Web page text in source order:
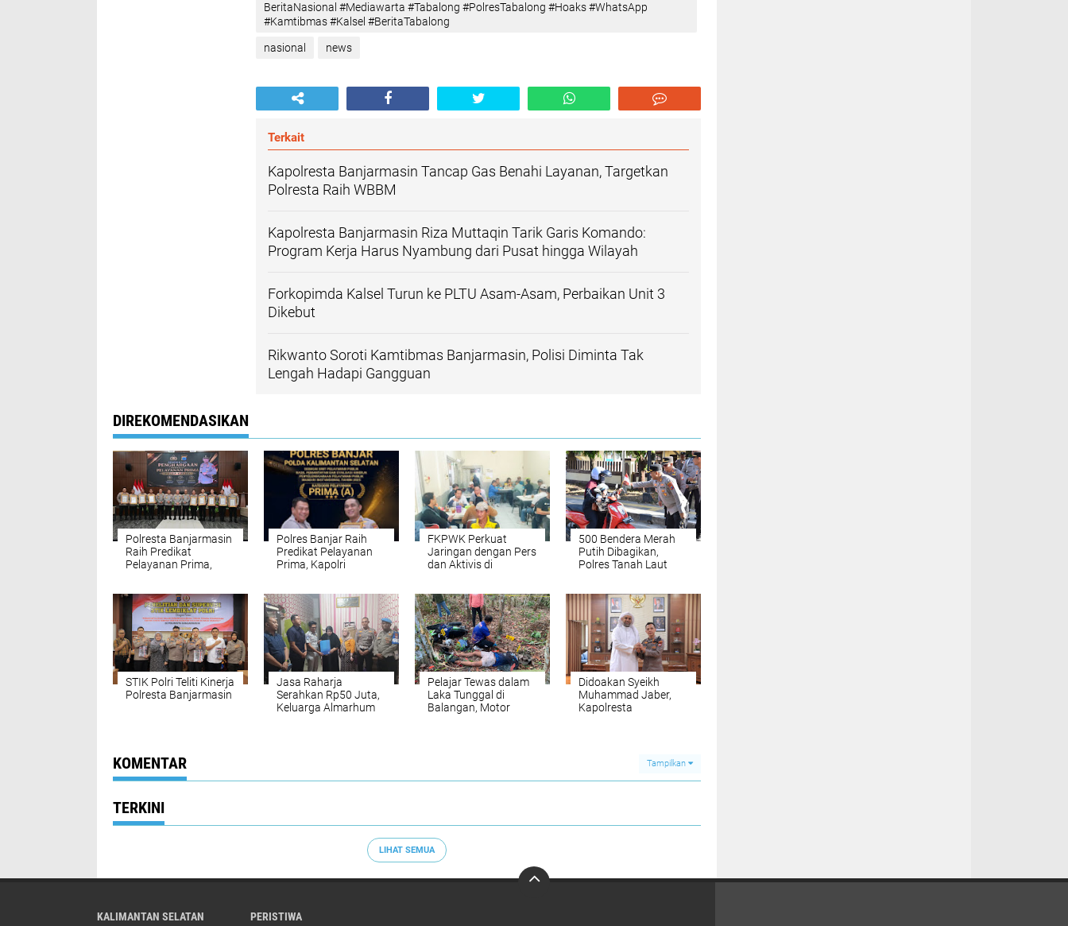
BeritaNasional #Mediawarta #Tabalong #PolresTabalong #Hoaks #WhatsApp
#Kamtibmas #Kalsel #BeritaTabalong
nasional news
Terkait
Kapolresta Banjarmasin Tancap Gas Benahi Layanan, Targetkan
Polresta Raih WBBM
Kapolresta Banjarmasin Riza Muttaqin Tarik Garis Komando:
Program Kerja Harus Nyambung dari Pusat hingga Wilayah
Forkopimda Kalsel Turun ke PLTU Asam-Asam, Perbaikan Unit 3
Dikebut
Rikwanto Soroti Kamtibmas Banjarmasin, Polisi Diminta Tak
Lengah Hadapi Gangguan
DIREKOMENDASIKAN
Polresta Banjarmasin
Raih Predikat
Pelayanan Prima,
Polres Banjar Raih
Predikat Pelayanan
Prima, Kapolri
FKPWK Perkuat
Jaringan dengan Pers
dan Aktivis di
500 Bendera Merah
Putih Dibagikan,
Polres Tanah Laut
STIK Polri Teliti Kinerja
Polresta Banjarmasin
Jasa Raharja
Serahkan Rp50 Juta,
Keluarga Almarhum
Pelajar Tewas dalam
Laka Tunggal di
Balangan, Motor
Didoakan Syeikh
Muhammad Jaber,
Kapolresta
Baimbai Jaga Banua”
KOMENTAR Tampilkan
TERKINI
LIHAT SEMUA
KALIMANTAN SELATAN PERISTIWA